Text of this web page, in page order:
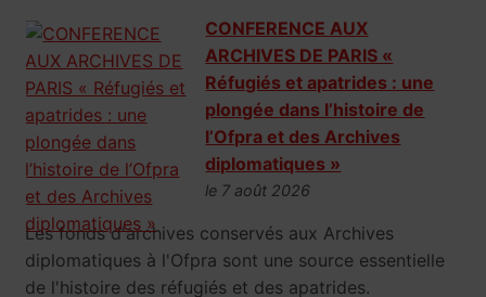
CONFERENCE AUX
ARCHIVES DE PARIS «
Réfugiés et apatrides : une
plongée dans l’histoire de
l’Ofpra et des Archives
diplomatiques »
le 7 août 2026
Les fonds d'archives conservés aux Archives
diplomatiques à l'Ofpra sont une source essentielle
de l'histoire des réfugiés et des apatrides.